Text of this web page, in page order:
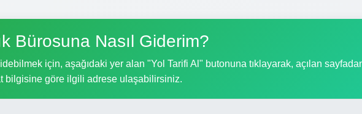
Bürosuna Nasıl Giderim?
için, aşağıdaki yer alan "Yol Tarifi Al" butonuna tıklayarak, açılan
bilgisine göre ilgili adrese ulaşabilirsiniz.